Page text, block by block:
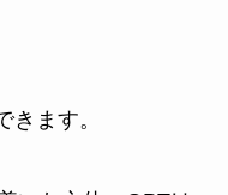
ます。